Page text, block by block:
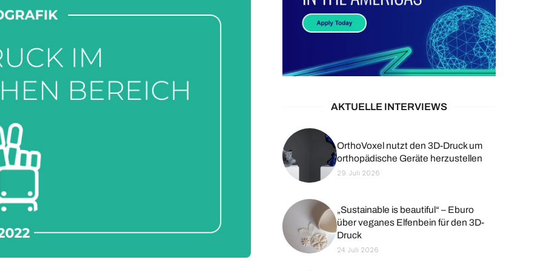
Business
Interviews
Videos
AKTUELLE INTERVIEWS
OrthoVoxel nutzt den 3D-Druck um
orthopädische Geräte herzustellen
29. Juli 2026
„Sustainable is beautiful“ – Eburo
über veganes Elfenbein für den 3D-
Druck
24. Juli 2026